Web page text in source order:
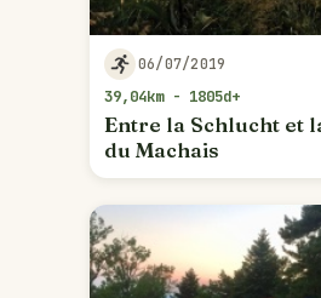
06/07/2019
39,04km - 1805d+
Entre la Schlucht et
du Machais